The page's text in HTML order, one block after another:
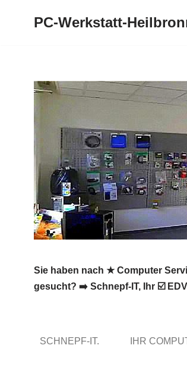
PC-Werkstatt-
Sie haben nach ★ Computer
gesucht? ➡️ Schnepf-IT, Ihr ☑️
SCHNEPF-IT. IHR